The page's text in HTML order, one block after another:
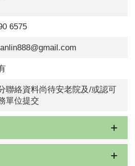
6575
聯絡資料尚待安老院及/或認可
單位提交